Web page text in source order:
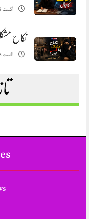
اگست 8, 2026
نکاح
اگست 8, 2026